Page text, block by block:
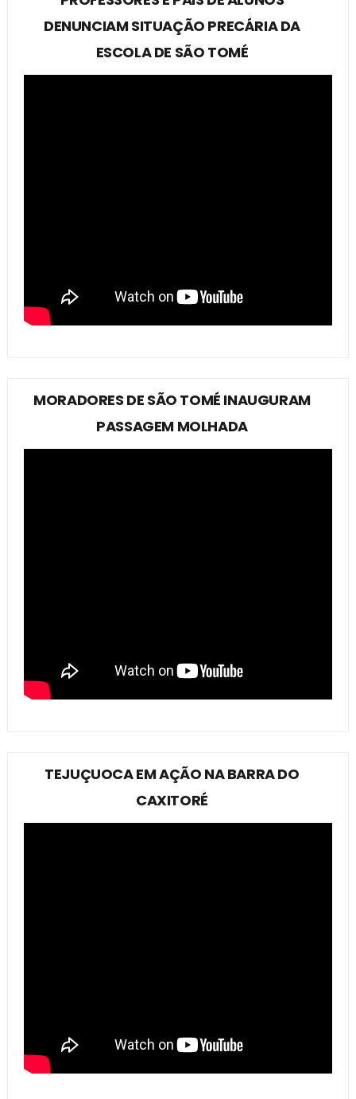
DENUNCIAM SITUAÇÃO PRECÁRIA DA
ESCOLA DE SÃO TOMÉ
MORADORES DE SÃO TOMÉ INAUGURAM
PASSAGEM MOLHADA
TEJUÇUOCA EM AÇÃO NA BARRA DO
CAXITORÉ